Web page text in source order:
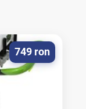
749 ron